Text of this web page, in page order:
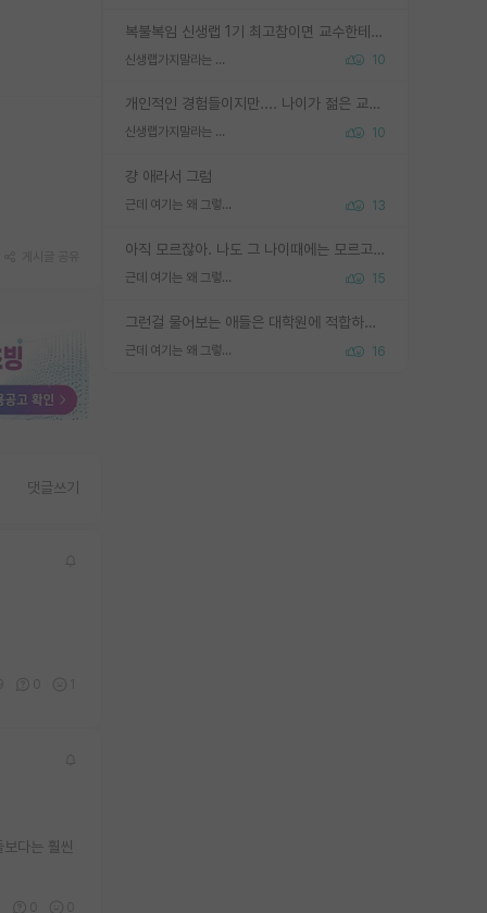
복불복임 신생랩 1기 최고참이면 교수한테 직접 지도받는 시간이 매우 많음 제대로 된 교수라면 말이지 그게 아니라면 그냥 넌 해방 불가능한 노예 1호에 감점쓰레기통이 되는거고
신생랩가지말라는 이유가 있었구나 10
개인적인 경험들이지만.... 나이가 젊은 교수일수록 꼰대라는 가면을 쓴 채로 무례함을 행동하는 경우가 거의 90% 정도였음. 나이가 어린데 다른 또래들과 달리 명예, 권력, 재력까지 얻었으니 세상 다 가진 기분이겠지. 오히러 나이 든 교수들이 행동과 말을 더 조심하시더라.
신생랩가지말라는 이유가 있었구나 10
걍 애라서 그럼
근데 여기는 왜 그렇게 SPK를 물어보는거임? 13
아직 모르잖아. 나도 그 나이때에는 모르고 평가 받고 안심하고 싶었어.
근데 여기는 왜 그렇게 SPK를 물어보는거임? 15
그런걸 물어보는 애들은 대학원에 적합하지 않다
근데 여기는 왜 그렇게 SPK를 물어보는거임? 16
댓글쓰기
다는 훨씬